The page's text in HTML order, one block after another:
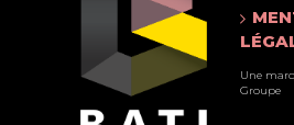
Une
Groupe